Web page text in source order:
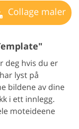
Collage maler
deg hvis du er
lyst på
bildene av dine
i ett innlegg.
moteideene